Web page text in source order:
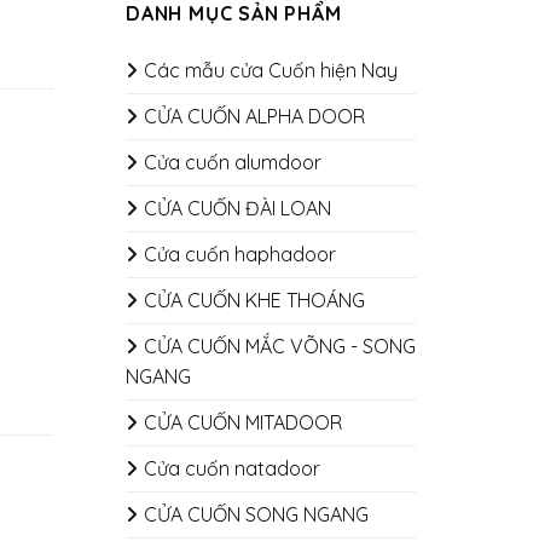
DANH MỤC SẢN PHẨM
Các mẫu cửa Cuốn hiện Nay
CỬA CUỐN ALPHA DOOR
Cửa cuốn alumdoor
CỬA CUỐN ĐÀI LOAN
Cửa cuốn haphadoor
CỬA CUỐN KHE THOÁNG
CỬA CUỐN MẮC VÕNG - SONG
NGANG
CỬA CUỐN MITADOOR
Cửa cuốn natadoor
CỬA CUỐN SONG NGANG